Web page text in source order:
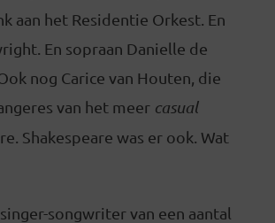
aan het Residentie Orkest. En
En sopraan Danielle de
nog Carice van Houten, die
van het meer casual
Shakespeare was er ook. Wat
songwriter van een aantal